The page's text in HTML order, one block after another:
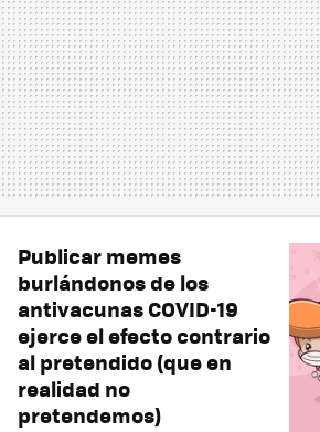
Publicar memes
burlándonos de los
antivacunas COVID-19
ejerce el efecto contrario
al pretendido (que en
realidad no
pretendemos)